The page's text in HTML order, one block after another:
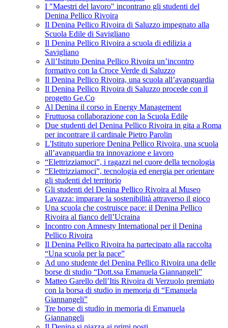
I "Maestri del lavoro" incontrano gli studenti del
Denina Pellico Rivoira
Il Denina Pellico Rivoira di Saluzzo impegnato alla
Scuola Edile di Savigliano
Il Denina Pellico Rivoira a scuola di edilizia a
Savigliano
All’Istituto Denina Pellico Rivoira un’incontro
formativo con la Croce Verde di Saluzzo
Il Denina Pellico Rivoira, una scuola all’avanguardia
Il Denina Pellico Rivoira di Saluzzo procede con il
progetto Ge.Co
Al Denina il corso in Energy Management
Fruttuosa collaborazione con la Scuola Edile
Due studenti del Denina Pellico Rivoira in gita a Roma
per incontrare il cardinale Pietro Parolin
L'Istituto superiore Denina Pellico Rivoira, una scuola
all’avanguardia tra innovazione e lavoro
“Elettrizziamoci”, i ragazzi nel cuore della tecnologia
“Elettrizziamoci”, tecnologia ed energia per orientare
gli studenti del territorio
Gli studenti del Denina Pellico Rivoira al Museo
Lavazza: imparare la sostenibilità attraverso il gioco
Una scuola che costruisce pace: il Denina Pellico
Rivoira al fianco dell’Ucraina
Incontro con Amnesty International per il Denina
Pellico Rivoira
Il Denina Pellico Rivoira ha partecipato alla raccolta
“Una scuola per la pace”
Ad uno studente del Denina Pellico Rivoira una delle
borse di studio “Dott.ssa Emanuela Giannangeli”
Matteo Garello dell’Itis Rivoira di Verzuolo premiato
con la borsa di studio in memoria di “Emanuela
Giannangeli”
Tre borse di studio in memoria di Emanuela
Giannangeli